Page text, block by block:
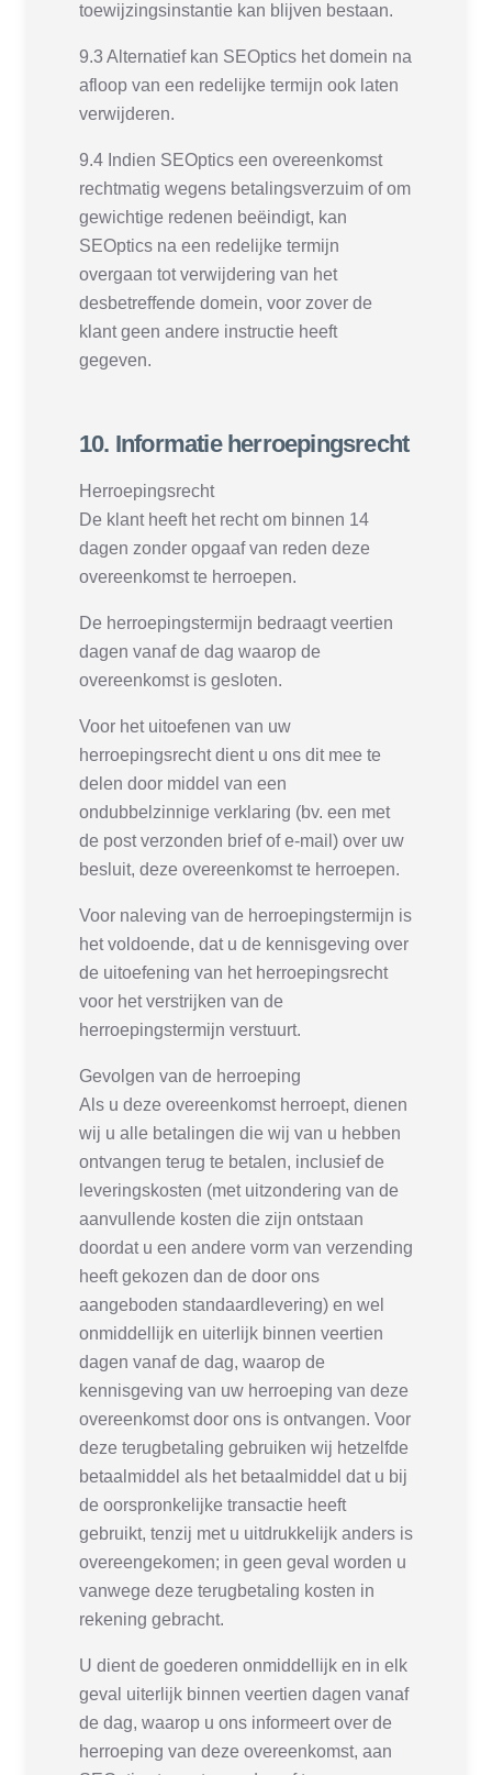
toewijzingsinstantie kan blijven bestaan.
9.3 Alternatief kan SEOptics het domein na
afloop van een redelijke termijn ook laten
verwijderen.
9.4 Indien SEOptics een overeenkomst
rechtmatig wegens betalingsverzuim of om
gewichtige redenen beëindigt, kan
SEOptics na een redelijke termijn
overgaan tot verwijdering van het
desbetreffende domein, voor zover de
klant geen andere instructie heeft
gegeven.
10. Informatie herroepingsrecht
Herroepingsrecht
De klant heeft het recht om binnen 14
dagen zonder opgaaf van reden deze
overeenkomst te herroepen.
De herroepingstermijn bedraagt veertien
dagen vanaf de dag waarop de
overeenkomst is gesloten.
Voor het uitoefenen van uw
herroepingsrecht dient u ons dit mee te
delen door middel van een
ondubbelzinnige verklaring (bv. een met
de post verzonden brief of e-mail) over uw
besluit, deze overeenkomst te herroepen.
Voor naleving van de herroepingstermijn is
het voldoende, dat u de kennisgeving over
de uitoefening van het herroepingsrecht
voor het verstrijken van de
herroepingstermijn verstuurt.
Gevolgen van de herroeping
Als u deze overeenkomst herroept, dienen
wij u alle betalingen die wij van u hebben
ontvangen terug te betalen, inclusief de
leveringskosten (met uitzondering van de
aanvullende kosten die zijn ontstaan
doordat u een andere vorm van verzending
heeft gekozen dan de door ons
aangeboden standaardlevering) en wel
onmiddellijk en uiterlijk binnen veertien
dagen vanaf de dag, waarop de
kennisgeving van uw herroeping van deze
overeenkomst door ons is ontvangen. Voor
deze terugbetaling gebruiken wij hetzelfde
betaalmiddel als het betaalmiddel dat u bij
de oorspronkelijke transactie heeft
gebruikt, tenzij met u uitdrukkelijk anders is
overeengekomen; in geen geval worden u
vanwege deze terugbetaling kosten in
rekening gebracht.
U dient de goederen onmiddellijk en in elk
geval uiterlijk binnen veertien dagen vanaf
de dag, waarop u ons informeert over de
herroeping van deze overeenkomst, aan